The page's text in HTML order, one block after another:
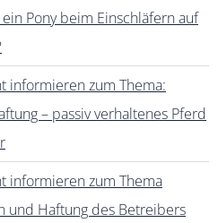
Pony beim Einschläfern auf
informieren zum Thema:
– passiv verhaltenes Pferd
informieren zum Thema
und Haftung des Betreibers